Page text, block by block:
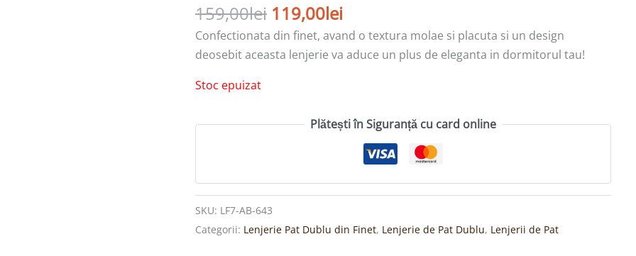
159,00lei 119,00lei
Confectionata din finet, avand o textura molae si placuta si un design
deosebit aceasta lenjerie va aduce un plus de eleganta in dormitorul tau!
Stoc epuizat
Plătești în Siguranță cu card online
SKU: LF7-AB-643
Categorii: Lenjerie Pat Dublu din Finet, Lenjerie de Pat Dublu, Lenjerii de Pat